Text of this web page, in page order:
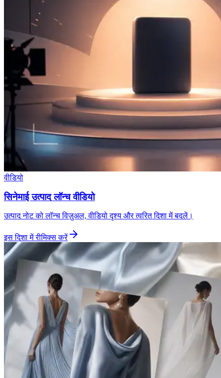
वीडियो
सिनेमाई उत्पाद लॉन्च वीडियो
उत्पाद नोट को लॉन्च विज़ुअल, वीडियो दृश्य और त्वरित दिशा में बदलें।
इस दिशा में रीमिक्स करें